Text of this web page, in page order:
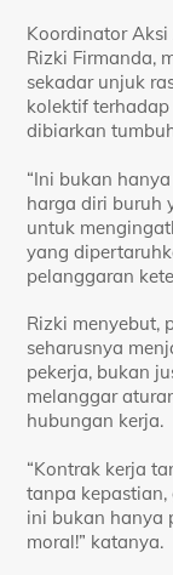
Koordinator
Rizki Firmanda,
sekadar unjuk
kolektif
dibiarkan
“Ini bukan
harga diri buruh
untuk
yang
pelanggaran
Rizki menyebut,
seharusnya
pekerja, bukan
melanggar
hubungan kerja.
“Kontrak kerja
tanpa
ini bukan hanya
moral!” katanya.